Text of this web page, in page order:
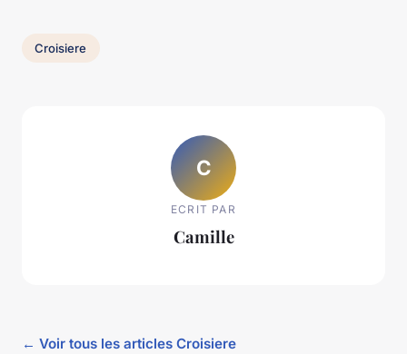
Croisiere
C
ECRIT PAR
Camille
← Voir tous les articles Croisiere